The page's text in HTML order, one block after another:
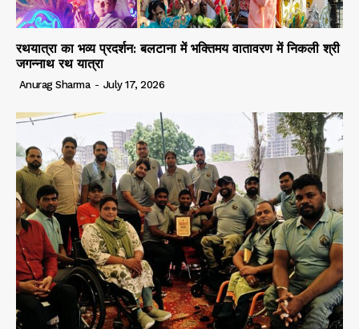
रथयात्रा का भव्य प्रदर्शन: बलटाना में भक्तिमय वातावरण में निकली श्री
जगन्नाथ रथ यात्रा
Anurag Sharma - July 17, 2026